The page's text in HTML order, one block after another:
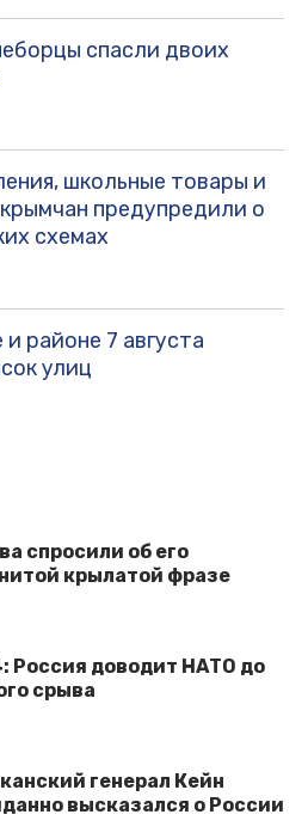
спасли двоих
школьные товары и
предупредили о
схемах
районе 7 августа
улиц
спросили об его
крылатой фразе
Россия доводит НАТО до
срыва
генерал Кейн
высказался о России